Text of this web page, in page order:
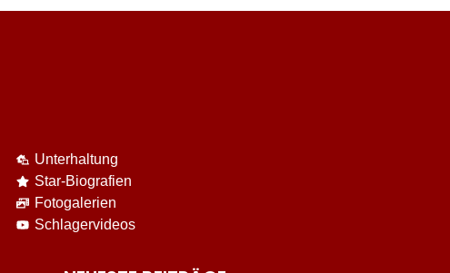
Unterhaltung
Star-Biografien
Fotogalerien
Schlagervideos